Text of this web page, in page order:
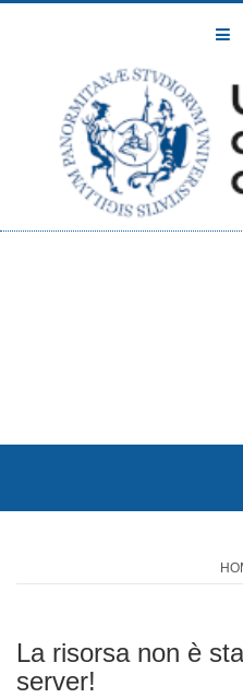
La risorsa non è
server!